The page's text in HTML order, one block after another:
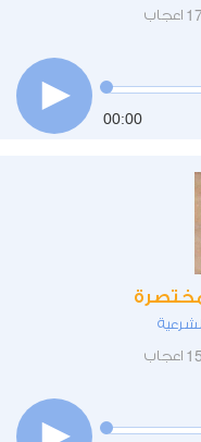
اعجاب
00:00
15 اعجاب